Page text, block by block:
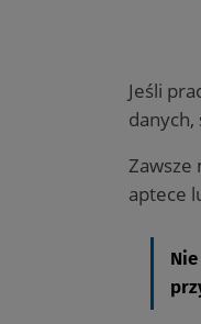
Jeśli
Zawsze
aptece